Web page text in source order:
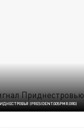
(PRESIDENT.GOSPMR.ORG)